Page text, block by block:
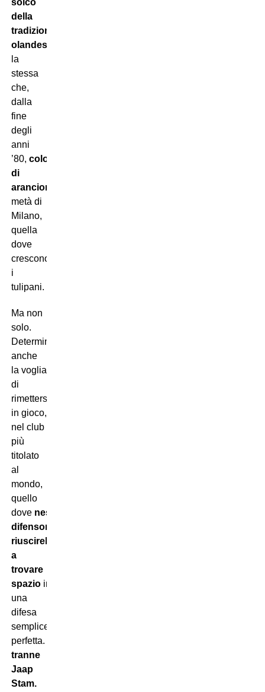
della
tradizione
olandese
la
stessa
che,
dalla
fine
degli
anni
’80, colora
di
arancione
metà di
Milano,
quella
dove
crescono
i
tulipani.
Ma non
solo.
Determinante
anche
la voglia
di
rimettersi
in gioco,
nel club
più
titolato
al
mondo,
quello
dove nessun
difensore
riuscirebbe
a
trovare
spazioin
una
difesa
semplicemente
perfetta.
tranne
Jaap
Stam.